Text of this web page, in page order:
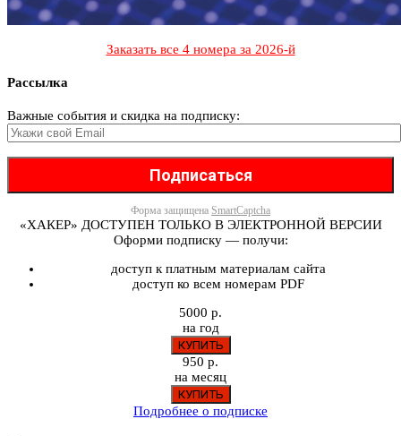
Заказать все 4 номера за 2026-й
Рассылка
Важные события и скидка на подписку:
Форма защищена SmartCaptcha
«ХАКЕР» ДОСТУПЕН ТОЛЬКО В ЭЛЕКТРОННОЙ ВЕРСИИ
Оформи подписку — получи:
доступ к платным материалам сайта
доступ ко всем номерам PDF
5000 р.
на год
950 р.
на месяц
Подробнее о подписке